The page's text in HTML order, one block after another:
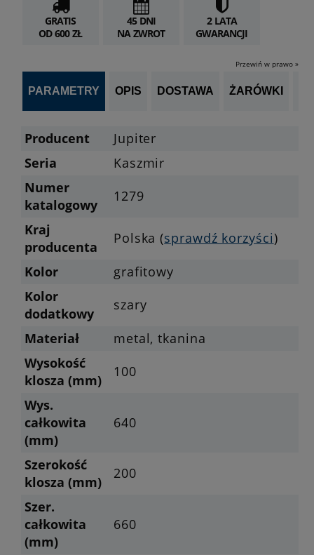
GRATIS
OD 600 ZŁ
45 DNI
NA ZWROT
2 LATA
GWARANCJI
Przewiń w prawo »
PARAMETRY OPIS DOSTAWA ŻARÓWKI
Producent
Jupiter
Seria
Kaszmir
Numer
katalogowy
1279
Kraj
producenta
Polska (sprawdź korzyści)
Kolor
grafitowy
Kolor
dodatkowy
szary
Materiał
metal, tkanina
Wysokość
klosza (mm)
100
Wys.
całkowita
(mm)
640
Szerokość
klosza (mm)
200
Szer.
całkowita
(mm)
660